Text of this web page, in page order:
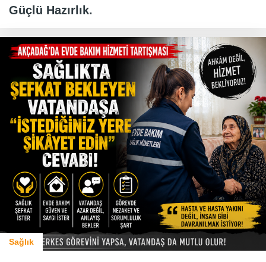
Güçlü Hazırlık.
Sağlık